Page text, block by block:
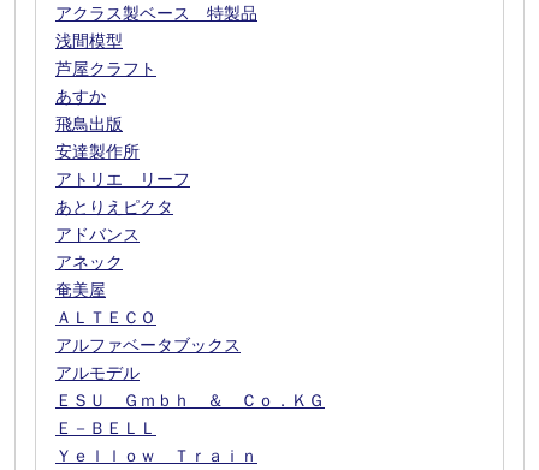
アクラス製ベース 特製品
浅間模型
芦屋クラフト
あすか
飛鳥出版
安達製作所
アトリエ リーフ
あとりえピクタ
アドバンス
アネック
奄美屋
ＡＬＴＥＣＯ
アルファベータブックス
アルモデル
ＥＳＵ Ｇｍｂｈ ＆ Ｃｏ．ＫＧ
Ｅ－ＢＥＬＬ
Ｙｅｌｌｏｗ Ｔｒａｉｎ